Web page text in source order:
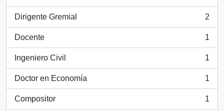
Dirigente Gremial
, 2 resultados
2
Docente
, 1 resultados
1
Ingeniero Civil
, 1 resultados
1
Doctor en Economía
, 1 resultados
1
Compositor
, 1 resultados
1